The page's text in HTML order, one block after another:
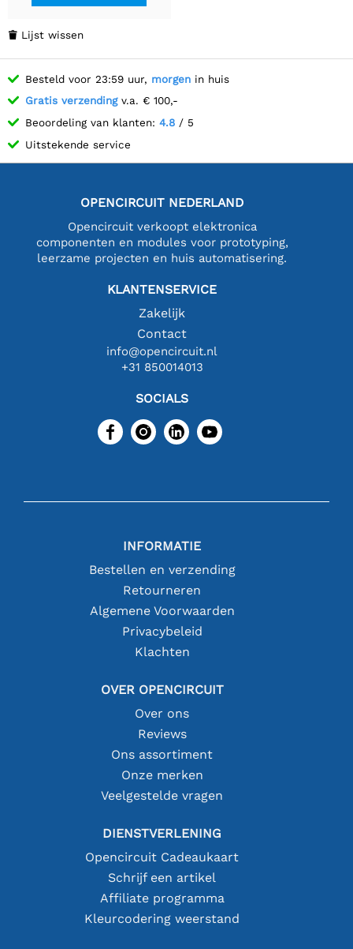
 Lijst wissen
Besteld voor 23:59 uur, morgen in huis
Gratis verzendingv.a. € 100,-
Beoordeling van klanten: 4.8 / 5
Uitstekende service
OPENCIRCUIT NEDERLAND
Opencircuit verkoopt elektronica
componenten en modules voor prototyping,
leerzame projecten en huis automatisering.
KLANTENSERVICE
Zakelijk
Contact
info@opencircuit.nl
+31 850014013
SOCIALS
INFORMATIE
Bestellen en verzending
Retourneren
Algemene Voorwaarden
Privacybeleid
Klachten
OVER OPENCIRCUIT
Over ons
Reviews
Ons assortiment
Onze merken
Veelgestelde vragen
DIENSTVERLENING
Opencircuit Cadeaukaart
Schrijf een artikel
Affiliate programma
Kleurcodering weerstand